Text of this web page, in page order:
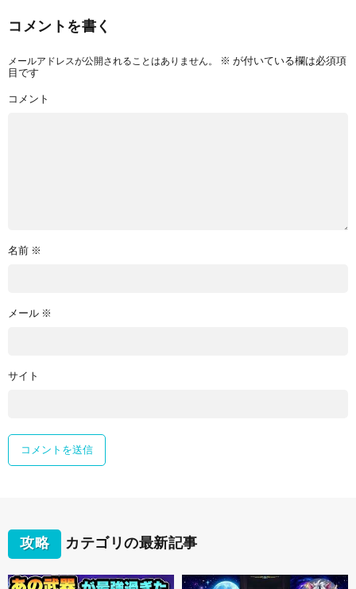
コメントを書く
メールアドレスが公開されることはありません。 ※ が付いている欄は必須項
目です
コメント
名前 ※
メール ※
サイト
攻略 カテゴリの最新記事